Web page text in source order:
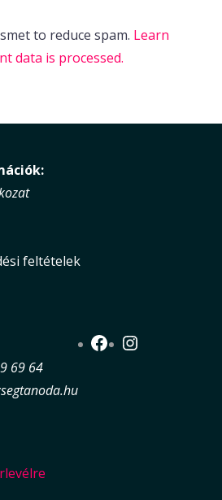
to reduce spam. Learn
data is processed.
feltételek
69 64
Facebook
Instagram